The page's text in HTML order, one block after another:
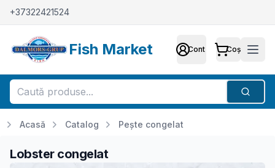
+37322421524
Fish Market Cont
Cont Coș
Acasă Catalog Pește congelat
Lobster congelat